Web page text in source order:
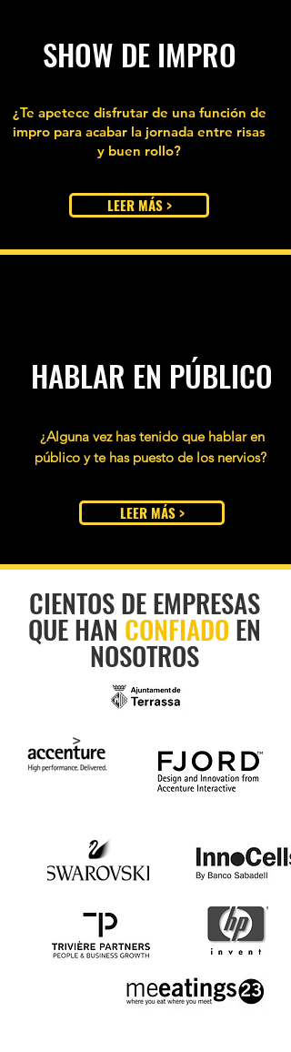
SHOW DE IMPRO
¿Te apetece disfrutar de una función de
impro para acabar la jornada entre risas
y buen rollo?
LEER MÁS >
HABLAR EN PÚBLICO
¿Alguna vez has tenido que hablar en
público y te has puesto de los nervios?
LEER MÁS >
CIENTOS DE EMPRESAS
QUE HAN CONFIADO EN
NOSOTROS